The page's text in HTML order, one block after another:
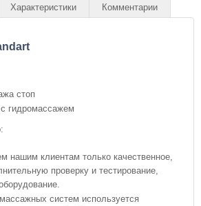
Характеристики Комментарии
стоп
гидромассажем
нашим клиентам только качественное,
проверку и тестирование,
систем используется